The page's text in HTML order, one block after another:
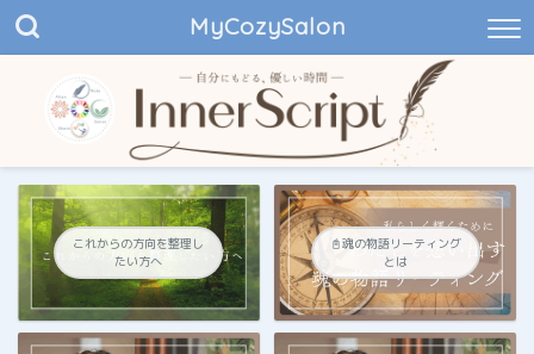
MyCozySalon
これからの方向を整理し
たい方へ
📓魂の物語リーティング
とは